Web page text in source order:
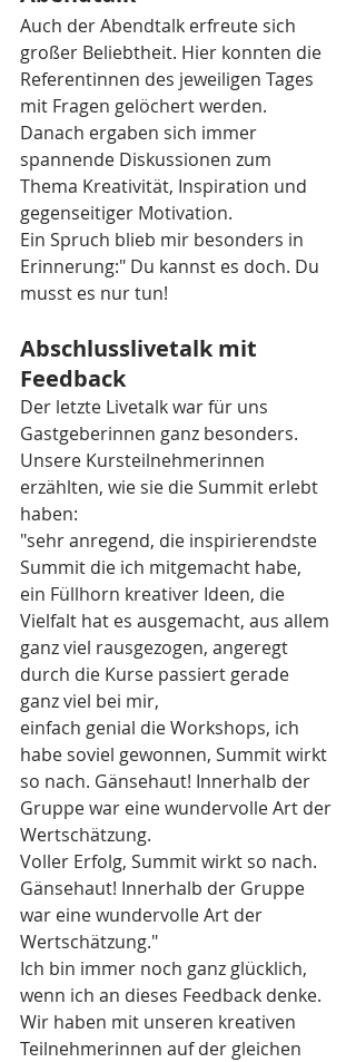
Auch der Abendtalk erfreute sich
großer Beliebtheit. Hier konnten die
Referentinnen des jeweiligen Tages
mit Fragen gelöchert werden.
Danach ergaben sich immer
spannende Diskussionen zum
Thema Kreativität, Inspiration und
gegenseitiger Motivation.
Ein Spruch blieb mir besonders in
Erinnerung:" Du kannst es doch. Du
musst es nur tun!
Abschlusslivetalk mit
Feedback
Der letzte Livetalk war für uns
Gastgeberinnen ganz besonders.
Unsere Kursteilnehmerinnen
erzählten, wie sie die Summit erlebt
haben:
"sehr anregend, die inspirierendste
Summit die ich mitgemacht habe,
ein Füllhorn kreativer Ideen, die
Vielfalt hat es ausgemacht, aus allem
ganz viel rausgezogen, angeregt
durch die Kurse passiert gerade
ganz viel bei mir,
einfach genial die Workshops, ich
habe soviel gewonnen, Summit wirkt
so nach. Gänsehaut! Innerhalb der
Gruppe war eine wundervolle Art der
Wertschätzung.
Voller Erfolg, Summit wirkt so nach.
Gänsehaut! Innerhalb der Gruppe
war eine wundervolle Art der
Wertschätzung."
Ich bin immer noch ganz glücklich,
wenn ich an dieses Feedback denke.
Wir haben mit unseren kreativen
Teilnehmerinnen auf der gleichen